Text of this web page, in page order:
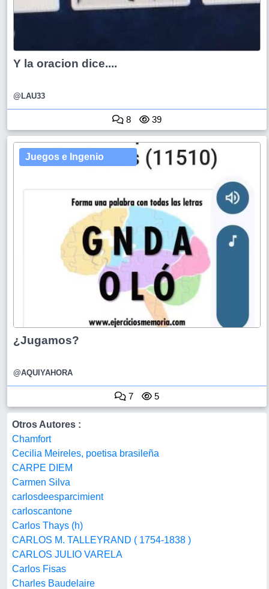
Y la oracion dice....
@LAU33
8 39
Juegos e Ingenio
¿Jugamos?
@AQUIYAHORA
7 5
Otros Autores :
Chamfort
Cecilia Meireles, poetisa brasileña
CARPE DIEM
Carmen Silva
carlosdeesparcimient
carloscantone
Carlos Thays (h)
CARLOS M. TALLEYRAND ( 1754-1838 )
CARLOS JULIO VARELA
Carlos Fisas
Charles Baudelaire